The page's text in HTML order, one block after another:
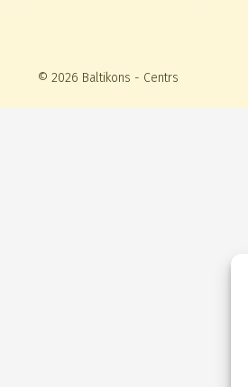
© 2026 Baltikons - Centrs